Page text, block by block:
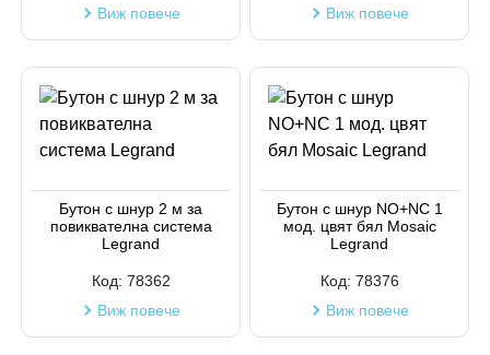
Виж повече
Виж повече
Бутон с шнур 2 м за
повиквателна система
Legrand
Код: 78362
Виж повече
Бутон с шнур NO+NC 1
мод. цвят бял Mosaic
Legrand
Код: 78376
Виж повече